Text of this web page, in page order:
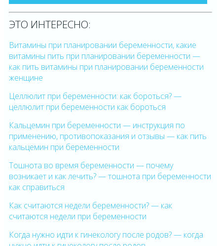
ЭТО ИНТЕРЕСНО:
Витамины при планировании беременности, какие
витамины пить при планировании беременности —
как пить витамины при планировании беременности
женщине
Целлюлит при беременности: как бороться? —
целлюлит при беременности как бороться
Кальцемин при беременности — инструкция по
применению, противопоказания и отзывы — как пить
кальцемин при беременности
Тошнота во время беременности — почему
возникает и как лечить? — тошнота при беременности
как справиться
Как считаются недели беременности? — как
считаются недели при беременности
Когда нужно идти к гинекологу после родов? — когда